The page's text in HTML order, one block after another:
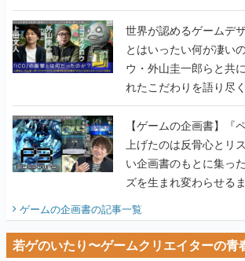
世界が認めるゲームデ
とはいったい何が凄い
ウ・外山圭一郎らと共
れたこだわりを語り尽
画書】
【ゲームの企画書】『
上げたのは反骨心とリ
い企画書のもとに集っ
ズを生まれ変わらせる
ビュー】
ゲームの企画書の記事一覧
若ゲのいたり〜ゲームクリエイターの青